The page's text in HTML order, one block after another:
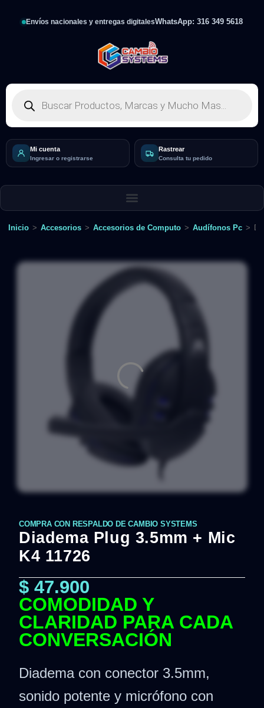
Envíos nacionales y entregas digitalesWhatsApp: 316 349 5618
Mi cuenta
Ingresar o registrarse
Rastrear
Consulta tu pedido
Inicio > Accesorios > Accesorios de Computo > Audífonos Pc >
COMPRA CON RESPALDO DE CAMBIO SYSTEMS
Diadema Plug 3.5mm + Mic
K4 11726
$ 47.900
COMODIDAD Y
CLARIDAD PARA CADA
CONVERSACIÓN
Diadema con conector 3.5mm,
sonido potente y micrófono con